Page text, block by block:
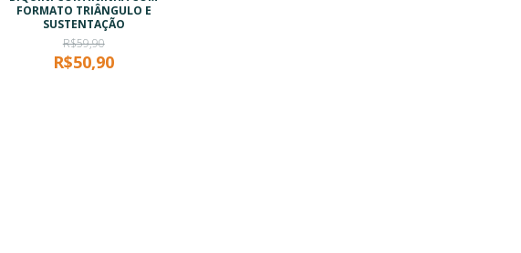
FORMATO TRIÂNGULO E
SUSTENTAÇÃO
R$59,90
R$50,90